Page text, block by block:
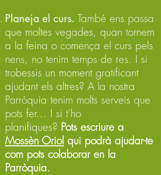
Planeja el curs. També ens passa
que moltes vegades, quan tornem
a la feina o comença el curs pels
nens, no tenim temps de res. I si
trobessis un moment gratificant
ajudant els altres? A la nostra
Parròquia tenim molts serveis que
pots fer... I si t'ho
planifiques? Pots escriure a
Mossèn Oriol qui podrà ajudar-te
com pots colaborar en la
Parròquia.